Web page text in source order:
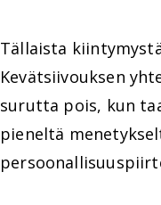
Tällaista
Kevätsiivouksen
surutta pois, kun
pieneltä